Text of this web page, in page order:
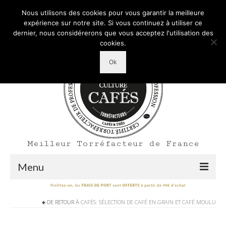
Mon Compte Votre panier d'achats 0,00
Rechercher
Meilleur Torréfacteur de France
Menu
DE RETOUR À CAFÉS: SÉLECTION DE CAFÉ EN GRAIN ET CAFÉ MOULU
Nous utilisons des cookies pour vous garantir la meilleure
expérience sur notre site. Si vous continuez à utiliser ce
dernier, nous considérerons que vous acceptez l'utilisation des
cookies.
Ok